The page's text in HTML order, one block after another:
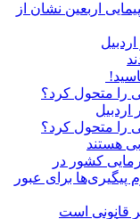
اربعین نشان از
را متحول کرد؟
را متحول کرد؟
کشور در
برای عبور
قانونی است